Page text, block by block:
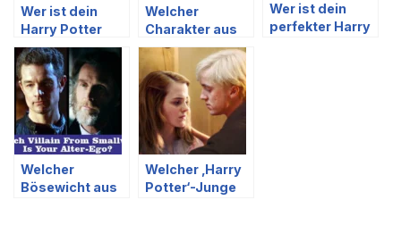
Wer ist dein
Harry Potter
Bösewicht-
Doppelgänger?
Welcher
Charakter aus
Cobra Kai ist
dein Alter Ego?
Wer ist dein
perfekter Harry
Welcher
Bösewicht aus
Welcher ‚Harry
Potter‘-Junge